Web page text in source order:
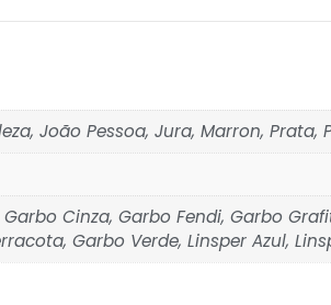
João Pessoa, Jura, Marron,
Cinza, Garbo Fendi, Garbo
Garbo Verde, Linsper Azul,